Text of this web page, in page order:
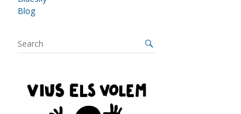
Blog
S
e